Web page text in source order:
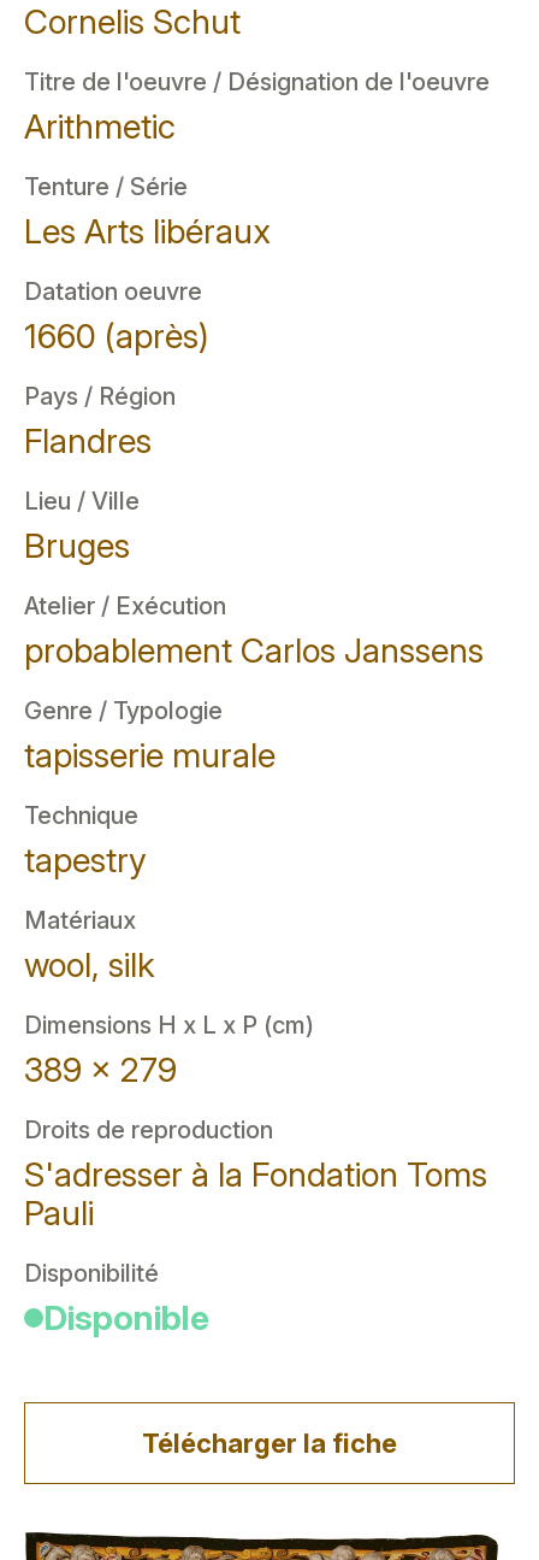
Cornelis Schut
Titre de l'oeuvre / Désignation de l'oeuvre
Arithmetic
Tenture / Série
Les Arts libéraux
Datation oeuvre
1660 (après)
Pays / Région
Flandres
Lieu / Ville
Bruges
Atelier / Exécution
probablement Carlos Janssens
Genre / Typologie
tapisserie murale
Technique
tapestry
Matériaux
wool, silk
Dimensions H x L x P (cm)
389 x 279
Droits de reproduction
S'adresser à la Fondation Toms
Pauli
Disponibilité
Disponible
Télécharger la fiche